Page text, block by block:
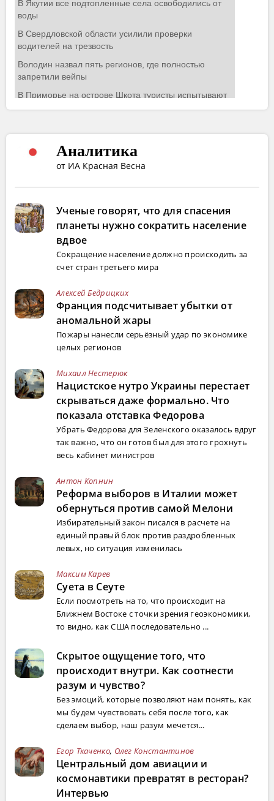
Аналитика
от ИА Красная Весна
Ученые говорят, что для спасения
планеты нужно сократить население
вдвое
Сокращение население должно происходить за
счет стран третьего мира
Алексей Бедрицких
Франция подсчитывает убытки от
аномальной жары
Пожары нанесли серьёзный удар по экономике
целых регионов
Михаил Нестерюк
Нацистское нутро Украины перестает
скрываться даже формально. Что
показала отставка Федорова
Убрать Федорова для Зеленского оказалось вдруг
так важно, что он готов был для этого грохнуть
весь кабинет министров
Антон Копнин
Реформа выборов в Италии может
обернуться против самой Мелони
Избирательный закон писался в расчете на
единый правый блок против раздробленных
левых, но ситуация изменилась
Максим Карев
Суета в Сеуте
Если посмотреть на то, что происходит на
Ближнем Востоке с точки зрения геоэкономики,
то видно, как США последовательно ...
Скрытое ощущение того, что
происходит внутри. Как соотнести
разум и чувство?
Без эмоций, которые позволяют нам понять, как
мы будем чувствовать себя после того, как
сделаем выбор, наш разум мечется...
Егор Ткаченко, Олег Константинов
Центральный дом авиации и
космонавтики превратят в ресторан?
Интервью